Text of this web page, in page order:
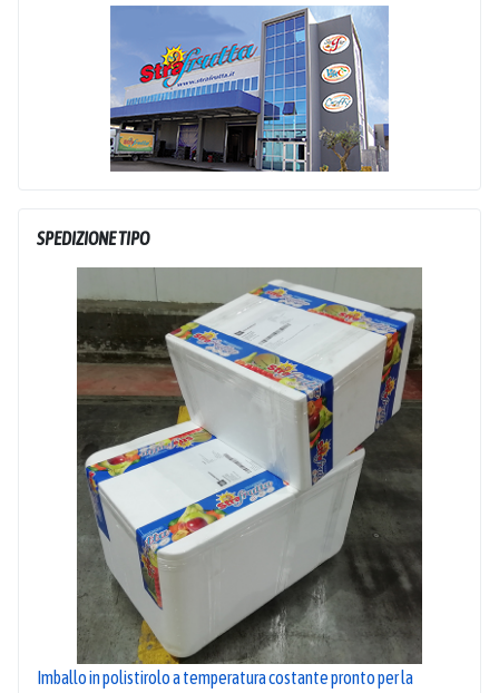
SPEDIZIONE TIPO
Imballo in polistirolo a temperatura costante pronto per la